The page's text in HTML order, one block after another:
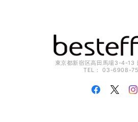
東京都新宿区高田馬場3-4-13
TEL： 03-6908-